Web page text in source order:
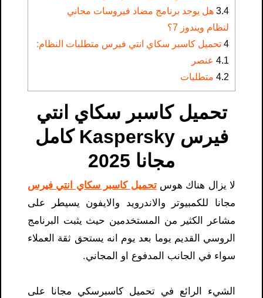
3.4 هل يوجد برنامج مضاد فيروسات مجاني
لنظام ويندوز 7؟
4 تحميل كاسبر سكاي انتي فيرس متطلبات النظام:
4.1 عنصر
4.2 متطلبات
تحميل كاسبر سكاي انتي
فيرس Kaspersky كامل
مجانا 2025
لا يزال هناك هوستحميل كاسبر سكاي انتي فيرس
مجانا للكمبيوتر والاندرويد والايفون يسيطر على
مشاعر الكثير من المستخدمين حيث يثبت البرنامج
الروسي القديم يوما بعد يوم انه يستحق ثقة العملاء
سواء في الجانب المدفوع او المجاني.
الشيء الرائع في تحميل كاسبرسكي مجانا على